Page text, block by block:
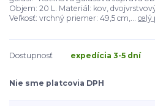
Objem: 20 L. Materiál: kov,
Veľkosť: vrchný priemer: 49,5 cm,... celý
Dostupnosť expedícia 3-5 dní
Nie sme platcovia DPH